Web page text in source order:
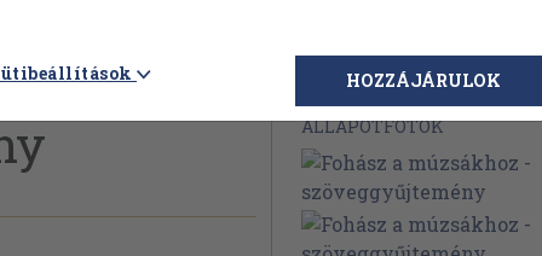
-
Megvásárolható
ÁLLAPOTFOTÓK
HOZZÁJÁRULOK